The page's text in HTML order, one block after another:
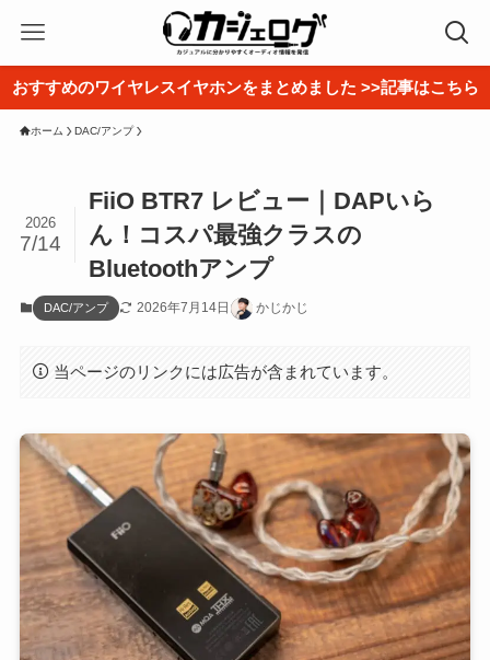
おすすめのワイヤレスイヤホンをまとめました >>記事はこちら
ホーム DAC/アンプ
FiiO BTR7 レビュー｜DAPいら
ん！コスパ最強クラスの
Bluetoothアンプ
2026
7/14
DAC/アンプ 2026年7月14日 かじかじ
当ページのリンクには広告が含まれています。